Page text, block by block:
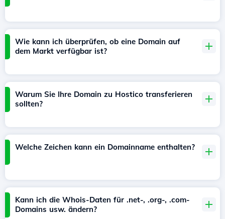
Wie kann ich überprüfen, ob eine Domain auf
dem Markt verfügbar ist?
Warum Sie Ihre Domain zu Hostico transferieren
sollten?
Welche Zeichen kann ein Domainname enthalten?
Kann ich die Whois-Daten für .net-, .org-, .com-
Domains usw. ändern?